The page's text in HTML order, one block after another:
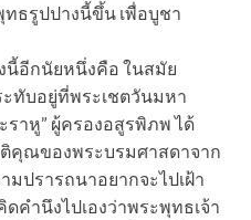
ทธรูปปางนี้ขึ้น เพื่อบูชา
นี้อีกนัยหนึ่งคือ ในสมัย
ทับอยู่ที่พระเชตวันมหา
ราหู” ผู้ครองอสูรพิภพ ได้
คุณของพระบรมศาสดาจาก
ปรารถนาอยากจะไปเฝ้า
คำนึงไปเองว่าพระพุทธเจ้า